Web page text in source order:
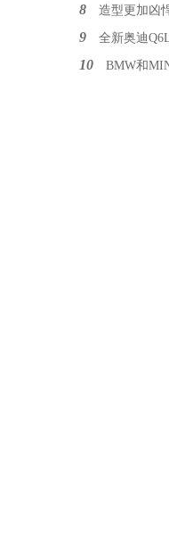
8 造型更加凶
9 全新奥迪
10 BMW和